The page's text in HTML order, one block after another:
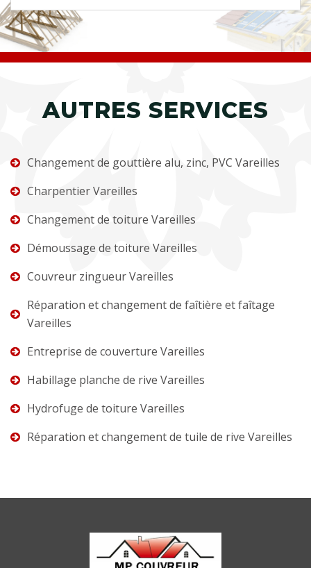
AUTRES SERVICES
Changement de gouttière alu, zinc, PVC Vareilles
Charpentier Vareilles
Changement de toiture Vareilles
Démoussage de toiture Vareilles
Couvreur zingueur Vareilles
Réparation et changement de faîtière et faîtage
Vareilles
Entreprise de couverture Vareilles
Habillage planche de rive Vareilles
Hydrofuge de toiture Vareilles
Réparation et changement de tuile de rive Vareilles